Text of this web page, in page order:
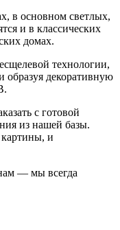
в основном светлых,
и в классических
домах.
технологии,
образуя декоративную
с готовой
из нашей базы.
и
— мы всегда